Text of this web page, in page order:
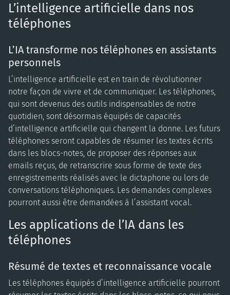
L’intelligence artificielle dans nos
téléphones
L’IA transforme nos téléphones en assistants
personnels
L’intelligence artificielle est en train de révolutionner
notre façon de vivre et de communiquer. Les téléphones,
qui sont devenus des outils indispensables de notre
quotidien, sont désormais équipés de capacités
d’intelligence artificielle qui changent la donne. Les futurs
téléphones seront capables de résumer les textes écrits
dans les blocs-notes, de proposer des réponses aux
emails reçus, de retranscrire sous forme de texte des
enregistrements réalisés avec le dictaphone ou lors de
conversations téléphoniques. Les demandes complexes
pourront aussi être demandées à l’assistant vocal.
Les applications de l’IA dans les
téléphones
Résumé de textes et reconnaissance vocale
Les téléphones équipés d’intelligence artificielle pourront